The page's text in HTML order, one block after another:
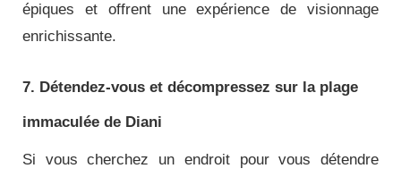
épiques et offrent une expérience de visionnage
enrichissante.
7. Détendez-vous et décompressez sur la plage
immaculée de Diani
Si vous cherchez un endroit pour vous détendre